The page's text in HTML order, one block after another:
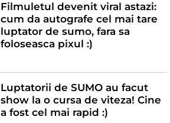
Filmuletul devenit viral astazi:
cum da autografe cel mai tare
luptator de sumo, fara sa
foloseasca pixul :)
Luptatorii de SUMO au facut
show la o cursa de viteza! Cine
a fost cel mai rapid :)